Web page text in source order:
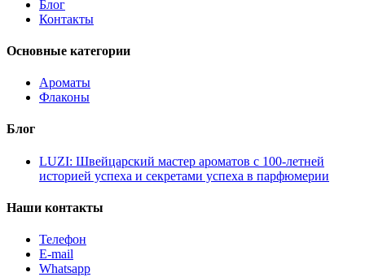
Chopard
Christian Dior
Clive Christian (15)
Creed (14)
Davidoff (1)
Diesel (2)
Escentric Molecules (17)
Essential Parfums (3)
Ex Nihilo (16)
Franck Boclet
Frederic Malle
Genyum (1)
Блог
Контакты
Основные категории
Ароматы
Флаконы
Блог
LUZI: Швейцарский мастер ароматов с 100-летней
историей успеха и секретами успеха в парфюмерии
Наши контакты
Телефон
E-mail
Whatsapp